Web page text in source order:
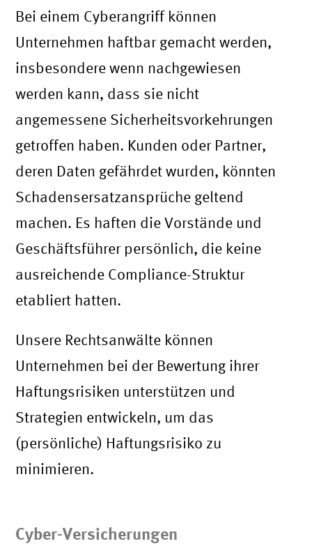
Bei einem Cyberangriff können
Unternehmen haftbar gemacht werden,
insbesondere wenn nachgewiesen
werden kann, dass sie nicht
angemessene Sicherheitsvorkehrungen
getroffen haben. Kunden oder Partner,
deren Daten gefährdet wurden, könnten
Schadensersatzansprüche geltend
machen. Es haften die Vorstände und
Geschäftsführer persönlich, die keine
ausreichende Compliance-Struktur
etabliert hatten.
Unsere Rechtsanwälte können
Unternehmen bei der Bewertung ihrer
Haftungsrisiken unterstützen und
Strategien entwickeln, um das
(persönliche) Haftungsrisiko zu
minimieren.
Cyber-Versicherungen